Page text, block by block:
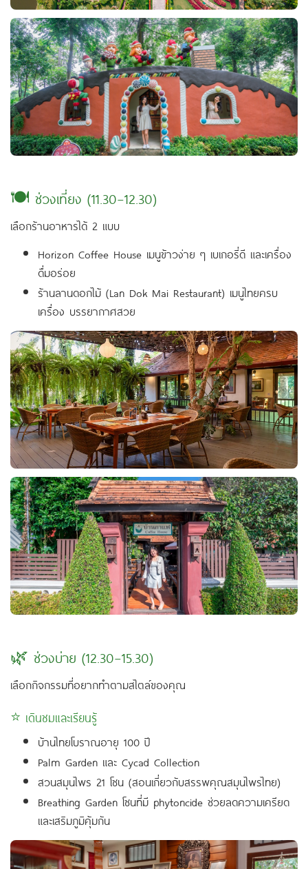
🍽 ช่วงเที่ยง (11.30–12.30)
เลือกร้านอาหารได้ 2 แบบ
Horizon Coffee House เมนูข้าวง่าย ๆ เบเกอรี่ดี และเครื่อง
ดื่มอร่อย
ร้านลานดอกไม้ (Lan Dok Mai Restaurant) เมนูไทยครบ
เครื่อง บรรยากาศสวย
🌿 ช่วงบ่าย (12.30–15.30)
เลือกกิจกรรมที่อยากทำตามสไตล์ของคุณ
⭐ เดินชมและเรียนรู้
บ้านไทยโบราณอายุ 100 ปี
Palm Garden และ Cycad Collection
สวนสมุนไพร 21 โซน (สอนเกี่ยวกับสรรพคุณสมุนไพรไทย)
Breathing Garden โซนที่มี phytoncide ช่วยลดความเครียด
และเสริมภูมิคุ้มกัน